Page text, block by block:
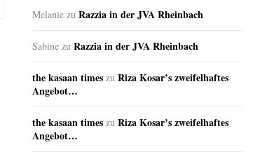
Melanie zu Razzia in der JVA Rheinbach
Sabine zu Razzia in der JVA Rheinbach
the kasaan times zu Riza Kosar’s zweifelhaftes
Angebot…
the kasaan times zu Riza Kosar’s zweifelhaftes
Angebot…